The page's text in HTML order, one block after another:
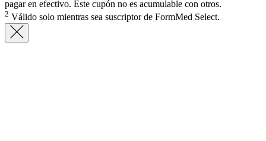
pagar en efectivo. Este cupón no es acumulable con otros.
2 Válido solo mientras sea suscriptor de FormMed Select.